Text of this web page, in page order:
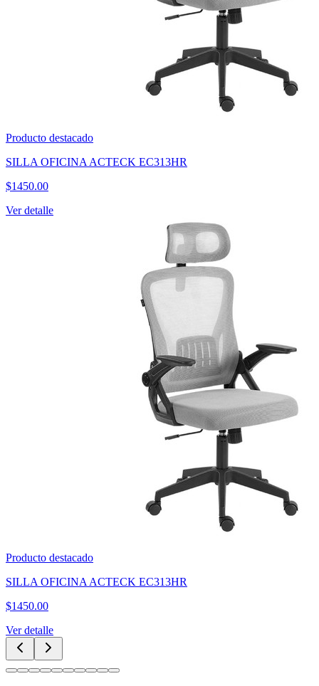
Producto destacado
SILLA OFICINA ACTECK EC313HR
$1450.00
Ver detalle
Producto destacado
SILLA OFICINA ACTECK EC313HR
$1450.00
Ver detalle